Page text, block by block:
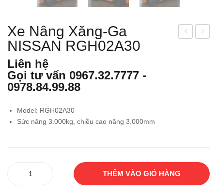
H02
L02
A35
Xe Nâng Xăng-Ga
NISSAN RGH02A30
Liên hệ
Gọi tư vấn 0967.32.7777 -
0978.84.99.88
Model: RGH02A30
Sức nâng 3.000kg, chiều cao nâng 3.000mm
THÊM VÀO GIỎ HÀNG